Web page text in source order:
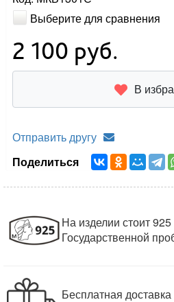
Выберите для сравнения
2 100 руб.
В
Отправить другу
Поделиться
На изделии стоит 925
Государственной
Бесплатная